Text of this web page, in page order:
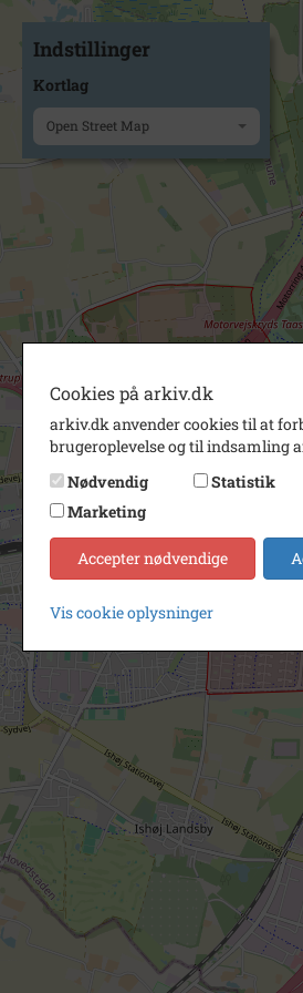
Indstillinger
Kortlag
Open Street Map
Cookies på arkiv.dk
arkiv.dk anvender cookies til at
brugeroplevelse og til indsamling
Nødvendig
Statistik
Marketing
Accepter nødvendige
Vis cookie oplysninger